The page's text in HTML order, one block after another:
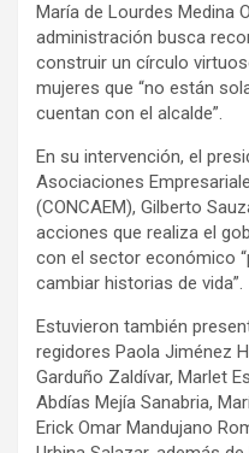
María de Lourdes Medina
administración busca
construir un círculo
mujeres que “no están
cuentan con el alcalde”.
En su intervención, el
Asociaciones
(CONCAEM), Gilberto
acciones que realiza el
con el sector económico
cambiar historias de vida”.
Estuvieron también
regidores Paola Jiménez
Garduño Zaldívar, Marlet
Abdías Mejía Sanabria,
Erick Omar Mandujano